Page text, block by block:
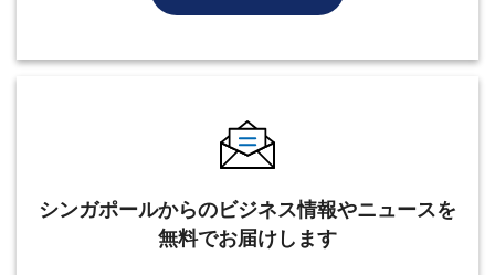
シンガポールからのビジネス情報やニュースを
無料でお届けします